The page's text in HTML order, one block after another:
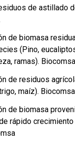
de astillado
de biomasa
(Pino,
ramas). Biocomsa
de residuos
maíz). Biocomsa
de biomasa
rápido crecimiento